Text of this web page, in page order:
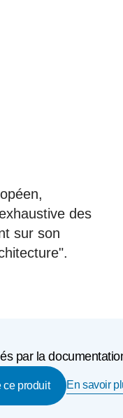
des
sur son
par la
ce produit En savoir